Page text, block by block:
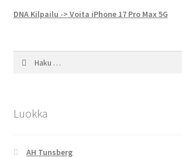
DNA Kilpailu -> Voita iPhone 17 Pro Max 5G
Luokka
AH Tunsberg